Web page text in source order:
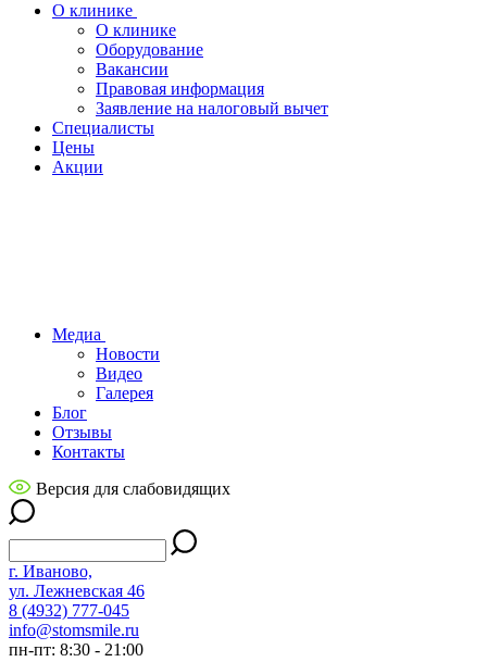
О клинике
О клинике
Оборудование
Вакансии
Правовая информация
Заявление на налоговый вычет
Специалисты
Цены
Акции
Медиа
Новости
Видео
Галерея
Блог
Отзывы
Контакты
Версия для слабовидящих
г. Иваново,
ул. Лежневская 46
8 (4932) 777-045
info@stomsmile.ru
пн-пт: 8:30 - 21:00